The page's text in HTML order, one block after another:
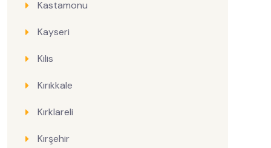
Kastamonu
Kayseri
Kilis
Kırıkkale
Kırklareli
Kırşehir